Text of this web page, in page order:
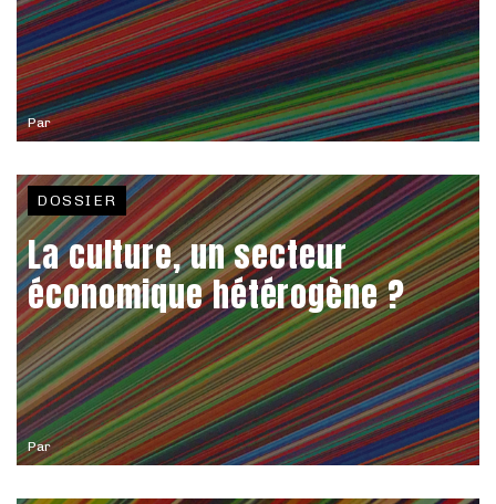
Par
Par
DOSSIER
La culture, un secteur
économique hétérogène ?